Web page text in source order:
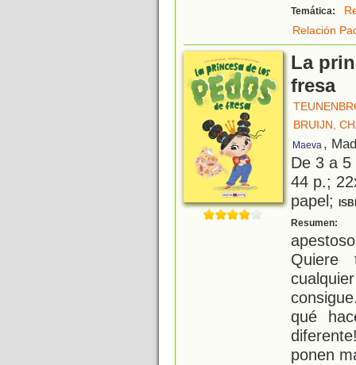
Temática:
Relación
La
fresa
BRUIJN,
Maeva ,
De 3 a
44 p.;
papel;
Resumen:
Quiere
qué
ponen